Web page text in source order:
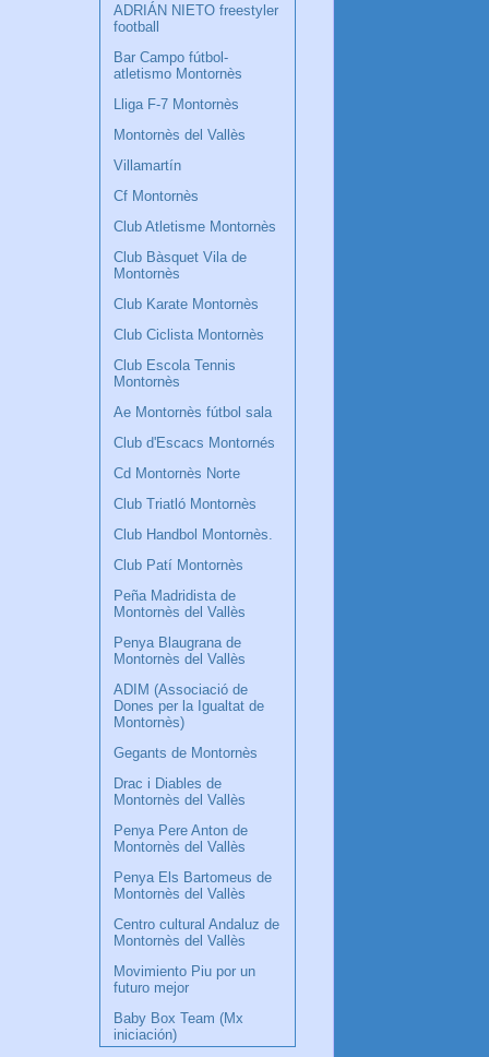
ADRIÁN NIETO freestyler
football
Bar Campo fútbol-
atletismo Montornès
Lliga F-7 Montornès
Montornès del Vallès
Villamartín
Cf Montornès
Club Atletisme Montornès
Club Bàsquet Vila de
Montornès
Club Karate Montornès
Club Ciclista Montornès
Club Escola Tennis
Montornès
Ae Montornès fútbol sala
Club d'Escacs Montornés
Cd Montornès Norte
Club Triatló Montornès
Club Handbol Montornès.
Club Patí Montornès
Peña Madridista de
Montornès del Vallès
Penya Blaugrana de
Montornès del Vallès
ADIM (Associació de
Dones per la Igualtat de
Montornès)
Gegants de Montornès
Drac i Diables de
Montornès del Vallès
Penya Pere Anton de
Montornès del Vallès
Penya Els Bartomeus de
Montornès del Vallès
Centro cultural Andaluz de
Montornès del Vallès
Movimiento Piu por un
futuro mejor
Baby Box Team (Mx
iniciación)